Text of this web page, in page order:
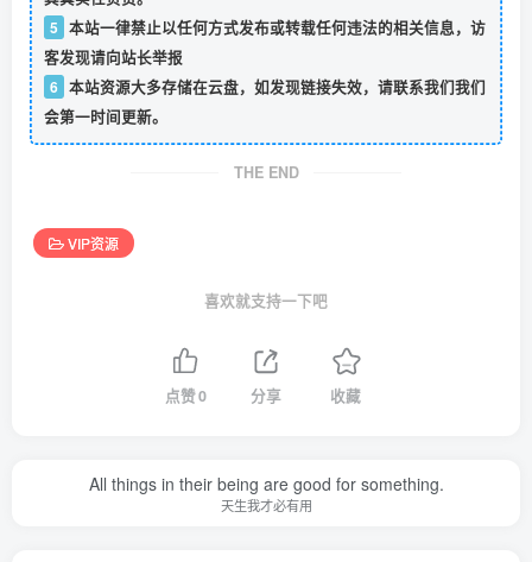
5 本站一律禁止以任何方式发布或转载任何违法的相关信息，访
客发现请向站长举报
6 本站资源大多存储在云盘，如发现链接失效，请联系我们我们
会第一时间更新。
THE END
VIP资源
喜欢就支持一下吧
点赞0 分享 收藏
All things in their being are good for something.
天生我才必有用